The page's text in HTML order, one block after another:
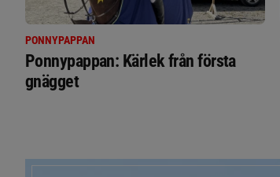
PONNYPAPPAN
Ponnypappan: Kärlek från första
gnägget